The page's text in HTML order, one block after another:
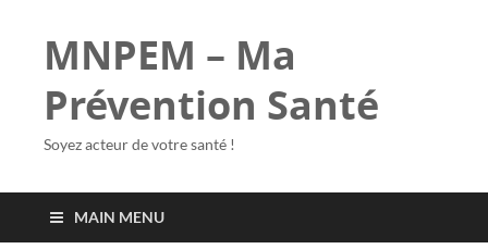
MNPEM – Ma
Prévention Santé
Soyez acteur de votre santé !
MAIN MENU